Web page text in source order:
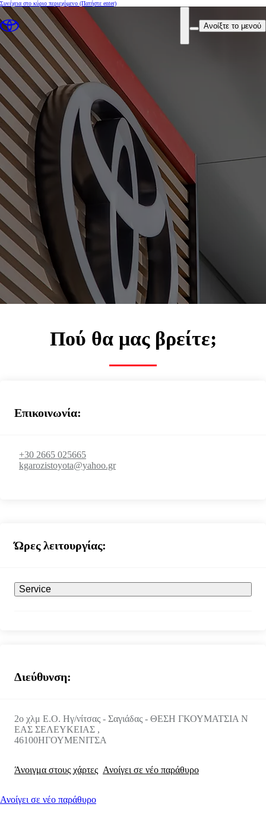
Συνέχεια στο κύριο περιεχόμενο (Πατήστε enter)
Ανοίξτε το μενού
Καλώς ήρθατε!
Κ. ΓΚΑΡΟΖΗΣ & ΣΙΑ ΟΕ
00CD7-47506-1E3AD-89600-01260-3
Εξουσιοδοτημένος Επισκευαστής, Φανοβαφείο
Κλείστε ραντεβού για service
Επικοινωνήστε μαζί μας
Πού θα μας βρείτε;
Επικοινωνία:
+30 2665 025665
kgarozistoyota@yahoo.gr
Ώρες λειτουργίας:
Service
Διεύθυνση:
2ο χλμ Ε.Ο. Ηγ/νίτσας - Σαγιάδας - ΘΕΣΗ ΓΚΟΥΜΑΤΣΙΑ Ν
ΕΑΣ ΣΕΛΕΥΚΕΙΑΣ ,
46100ΗΓΟΥΜΕΝΙΤΣΑ
Άνοιγμα στους χάρτες Ανοίγει σε νέο παράθυρο
Ανοίγει σε νέο παράθυρο